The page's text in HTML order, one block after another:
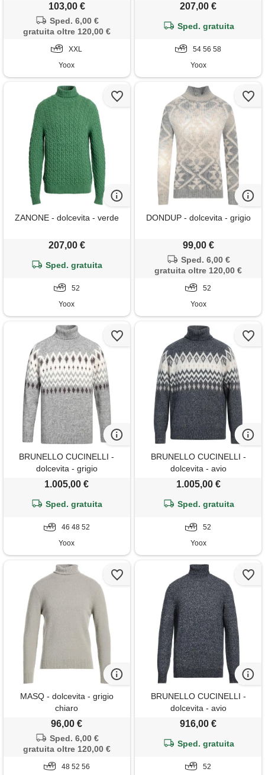
103,00 €
Sped. 6,00 €
gratuita oltre 120,00 €
XXL
Yoox
207,00 €
Sped. gratuita
54 56 58
Yoox
ZANONE - dolcevita - verde
207,00 €
Sped. gratuita
52
Yoox
DONDUP - dolcevita - grigio
99,00 €
Sped. 6,00 €
gratuita oltre 120,00 €
52
Yoox
BRUNELLO CUCINELLI -
dolcevita - grigio
1.005,00 €
Sped. gratuita
46 48 52
Yoox
BRUNELLO CUCINELLI -
dolcevita - avio
1.005,00 €
Sped. gratuita
52
Yoox
MASQ - dolcevita - grigio
chiaro
96,00 €
Sped. 6,00 €
gratuita oltre 120,00 €
48 52 56
BRUNELLO CUCINELLI -
dolcevita - avio
916,00 €
Sped. gratuita
52